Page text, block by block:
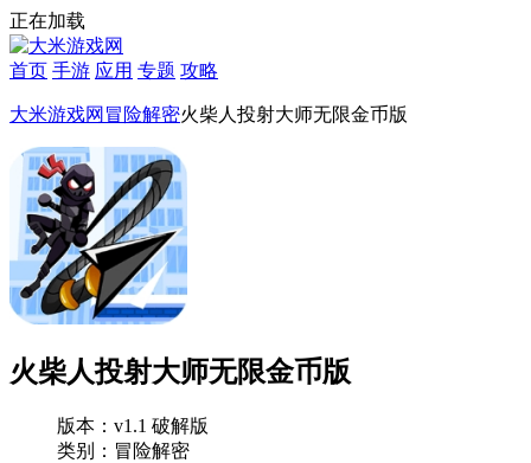
正在加载
首页 手游 应用 专题 攻略
大米游戏网 冒险解密火柴人投射大师无限金币版
火柴人投射大师无限金币版
版本：v1.1 破解版
类别：冒险解密